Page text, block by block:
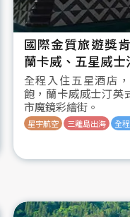
國際金質旅遊獎
蘭卡威、五星威士
全程入住五星酒店
飽，蘭卡威威士汀英
市魔鏡彩繪街。
星宇航空 三離島出海 全